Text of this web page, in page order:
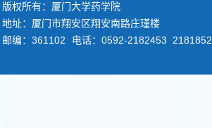
版权所有：厦门大学药学院
地址：厦门市翔安区翔安南路庄瑾楼
邮编：361102
电话：0592-2182453 2181852